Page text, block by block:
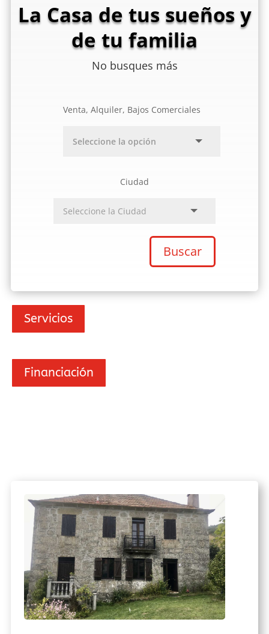
La Casa de tus sueños y
de tu familia
No busques más
Venta, Alquiler, Bajos Comerciales
Ciudad
Buscar
Servicios
Financiación